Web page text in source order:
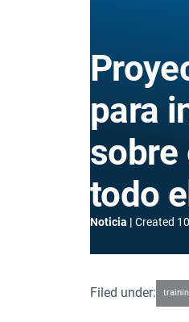
para
sobre
todo
Noticia Created
Filed under: